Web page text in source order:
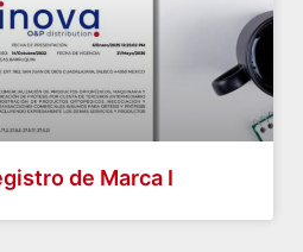
de Marca I